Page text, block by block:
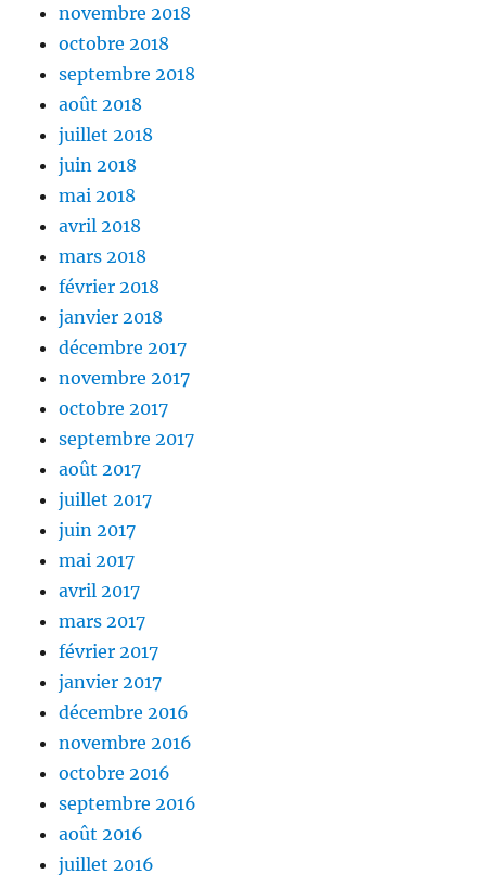
novembre 2018
octobre 2018
septembre 2018
août 2018
juillet 2018
juin 2018
mai 2018
avril 2018
mars 2018
février 2018
janvier 2018
décembre 2017
novembre 2017
octobre 2017
septembre 2017
août 2017
juillet 2017
juin 2017
mai 2017
avril 2017
mars 2017
février 2017
janvier 2017
décembre 2016
novembre 2016
octobre 2016
septembre 2016
août 2016
juillet 2016